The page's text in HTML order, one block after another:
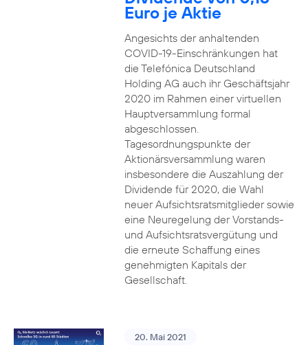
Euro je Aktie
Angesichts der anhaltenden
COVID-19-Einschränkungen hat
die Telefónica Deutschland
Holding AG auch ihr Geschäftsjahr
2020 im Rahmen einer virtuellen
Hauptversammlung formal
abgeschlossen.
Tagesordnungspunkte der
Aktionärsversammlung waren
insbesondere die Auszahlung der
Dividende für 2020, die Wahl
neuer Aufsichtsratsmitglieder sowie
eine Neuregelung der Vorstands-
und Aufsichtsratsvergütung und
die erneute Schaffung eines
genehmigten Kapitals der
Gesellschaft.
20. Mai 2021